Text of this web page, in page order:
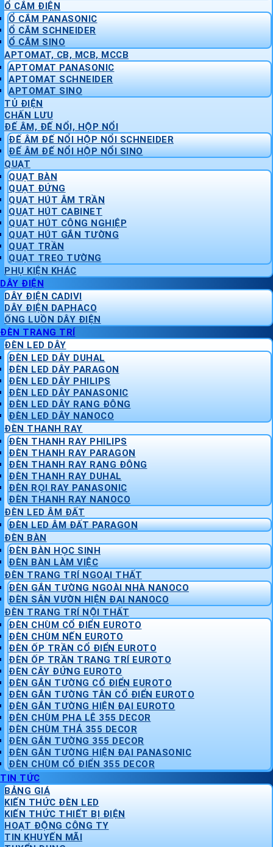
Ổ CẮM ĐIỆN
Ổ CẮM PANASONIC
Ổ CẮM SCHNEIDER
Ổ CẮM SINO
APTOMAT, CB, MCB, MCCB
APTOMAT PANASONIC
APTOMAT SCHNEIDER
APTOMAT SINO
TỦ ĐIỆN
CHẤN LƯU
ĐẾ ÂM, ĐẾ NỔI, HỘP NỔI
ĐẾ ÂM ĐẾ NỔI HỘP NỔI SCHNEIDER
ĐẾ ÂM ĐẾ NỔI HỘP NỔI SINO
QUẠT
QUẠT BÀN
QUẠT ĐỨNG
QUẠT HÚT ÂM TRẦN
QUẠT HÚT CABINET
QUẠT HÚT CÔNG NGHIỆP
QUẠT HÚT GẮN TƯỜNG
QUẠT TRẦN
QUẠT TREO TƯỜNG
PHỤ KIỆN KHÁC
DÂY ĐIỆN
DÂY ĐIỆN CADIVI
DÂY ĐIỆN DAPHACO
ỐNG LUỒN DÂY ĐIỆN
ĐÈN TRANG TRÍ
ĐÈN LED DÂY
ĐÈN LED DÂY DUHAL
ĐÈN LED DÂY PARAGON
ĐÈN LED DÂY PHILIPS
ĐÈN LED DÂY PANASONIC
ĐÈN LED DÂY RẠNG ĐÔNG
ĐÈN LED DÂY NANOCO
ĐÈN THANH RAY
ĐÈN THANH RAY PHILIPS
ĐÈN THANH RAY PARAGON
ĐÈN THANH RAY RẠNG ĐÔNG
ĐÈN THANH RAY DUHAL
ĐÈN RỌI RAY PANASONIC
ĐÈN THANH RAY NANOCO
ĐÈN LED ÂM ĐẤT
ĐÈN LED ÂM ĐẤT PARAGON
ĐÈN BÀN
ĐÈN BÀN HỌC SINH
ĐÈN BÀN LÀM VIỆC
ĐÈN TRANG TRÍ NGOẠI THẤT
ĐÈN GẮN TƯỜNG NGOÀI NHÀ NANOCO
ĐÈN SÂN VƯỜN HIỆN ĐẠI NANOCO
ĐÈN TRANG TRÍ NỘI THẤT
ĐÈN CHÙM CỔ ĐIỂN EUROTO
ĐÈN CHÙM NẾN EUROTO
ĐÈN ỐP TRẦN CỔ ĐIỂN EUROTO
ĐÈN ỐP TRẦN TRANG TRÍ EUROTO
ĐÈN CÂY ĐỨNG EUROTO
ĐÈN GẮN TƯỜNG CỔ ĐIỂN EUROTO
ĐÈN GẮN TƯỜNG TÂN CỔ ĐIỂN EUROTO
ĐÈN GẮN TƯỜNG HIỆN ĐẠI EUROTO
ĐÈN CHÙM PHA LÊ 355 DECOR
ĐÈN CHÙM THẢ 355 DECOR
ĐÈN GẮN TƯỜNG 355 DECOR
ĐÈN GẮN TƯỜNG HIỆN ĐẠI PANASONIC
ĐÈN CHÙM CỔ ĐIỂN 355 DECOR
TIN TỨC
BẢNG GIÁ
KIẾN THỨC ĐÈN LED
KIẾN THỨC THIẾT BỊ ĐIỆN
HOẠT ĐỘNG CÔNG TY
TIN KHUYẾN MÃI